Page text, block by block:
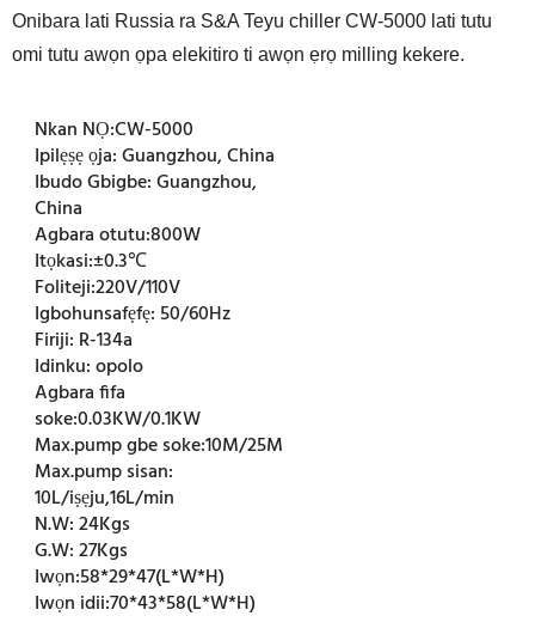
Onibara lati Russia ra S&A Teyu chiller CW-5000 lati tutu
omi tutu awọn ọpa elekitiro ti awọn ẹrọ milling kekere.
Nkan NỌ:CW-5000
Ipilẹṣẹ ọja:Guangzhou, China
Ibudo Gbigbe:Guangzhou,
China
Agbara otutu:800W
Itọkasi:±0.3℃
Foliteji:220V/110V
Igbohunsafẹfẹ:50/60Hz
Firiji: R-134a
Idinku:opolo
Agbara fifa
soke:0.03KW/0.1KW
Max.pump gbe soke:10M/25M
Max.pump sisan:
10L/iṣẹju,16L/min
N.W:24Kgs
G.W:27Kgs
Iwọn:58*29*47(L*W*H)
Iwọn idii:70*43*58(L*W*H)